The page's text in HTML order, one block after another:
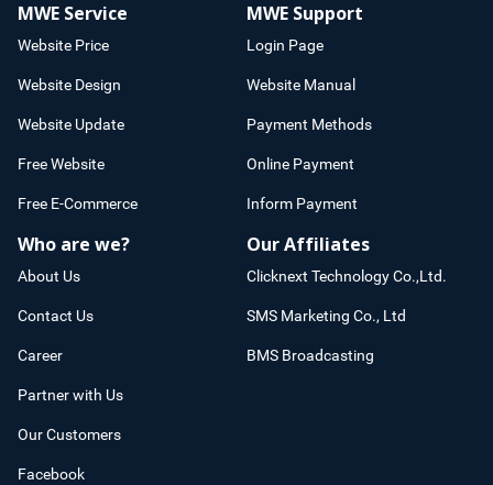
MWE Service
Website Price
Website Design
Website Update
Free Website
Free E-Commerce
MWE Support
Login Page
Website Manual
Payment Methods
Online Payment
Inform Payment
Who are we?
About Us
Contact Us
Career
Partner with Us
Our Customers
Facebook
Our Affiliates
Clicknext Technology Co.,Ltd.
SMS Marketing Co., Ltd
BMS Broadcasting